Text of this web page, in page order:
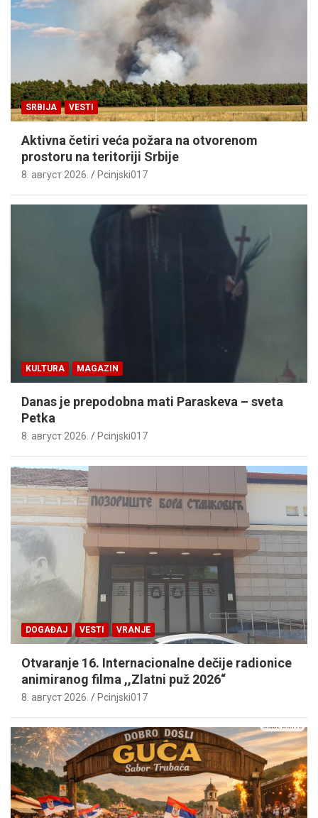
SRBIJA VESTI
Aktivna četiri veća požara na otvorenom
prostoru na teritoriji Srbije
8. август 2026. Pcinjski017
KULTURA MAGAZIN
Danas je prepodobna mati Paraskeva – sveta
Petka
8. август 2026. Pcinjski017
DOGAĐAJ VESTI VRANJE
Otvaranje 16. Internacionalne dečije radionice
animiranog filma ,,Zlatni puž 2026“
8. август 2026. Pcinjski017